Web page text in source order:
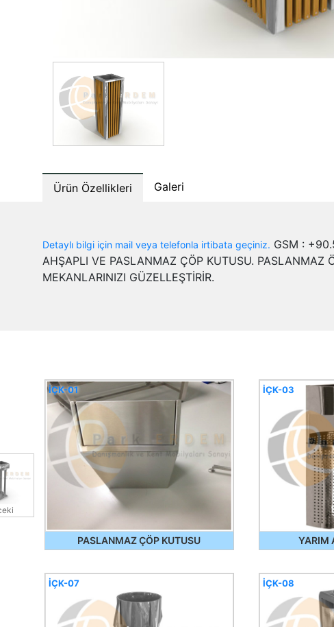
Ürün Özellikleri Galeri
Detaylı bilgi için mail veya telefonla irtibata geçiniz. GSM :
AHŞAPLI VE PASLANMAZ ÇÖP KUTUSU. PASLANMAZ
MEKANLARINIZI GÜZELLEŞTİRİR.
PASLANMAZ ÇÖP KUTUSU
İÇK-01
YARIM
İÇK-03
İÇK-07 İÇK-08